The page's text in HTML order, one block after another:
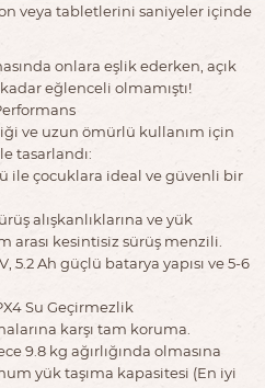
veya tabletlerini saniyeler içinde
onlara eşlik ederken, açık
eğlenceli olmamıştı!
ve uzun ömürlü kullanım için
tasarlandı:
ile çocuklara ideal ve güvenli bir
alışkanlıklarına ve yük
arası kesintisiz sürüş menzili.
5.2 Ah güçlü batarya yapısı ve 5-6
Su Geçirmezlik
karşı tam koruma.
9.8 kg ağırlığında olmasına
yük taşıma kapasitesi (En iyi